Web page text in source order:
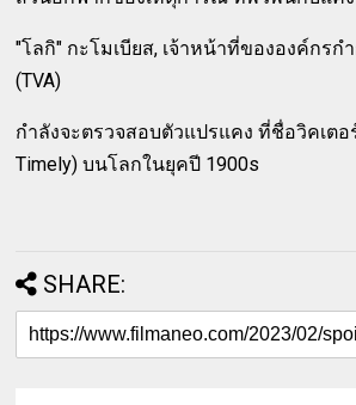
"โลกิ" กะโมเบียส, เจ้าหน้าที่ขององค์กรก
(TVA)
กำลังจะตรวจสอบตัวแปรแคง ที่ชื่อวิคเตอ
Timely) บนโลกในยุคปี 1900s
SHARE: